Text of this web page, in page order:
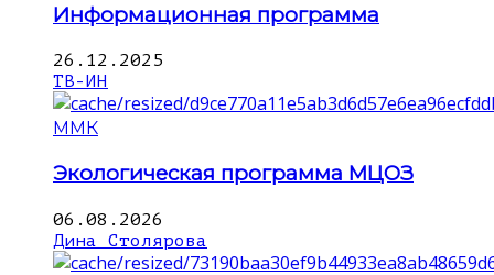
Информационная программа
26.12.2025
ТВ-ИН
ММК
Экологическая программа МЦОЗ
06.08.2026
Дина Столярова